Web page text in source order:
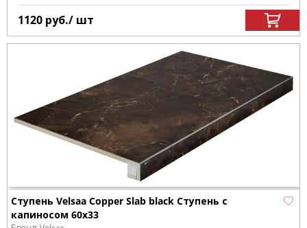
1120 руб./ шт
Ступень Velsaa Copper Slab black Ступень с
капиносом 60х33